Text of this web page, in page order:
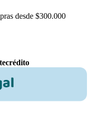
desde $300.000